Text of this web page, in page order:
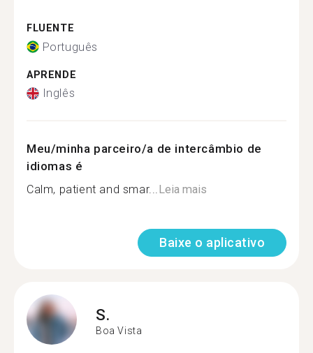
FLUENTE
Português
APRENDE
Inglês
Meu/minha parceiro/a de intercâmbio de
idiomas é
Calm, patient and smar...Leia mais
Baixe o aplicativo
S.
Boa Vista